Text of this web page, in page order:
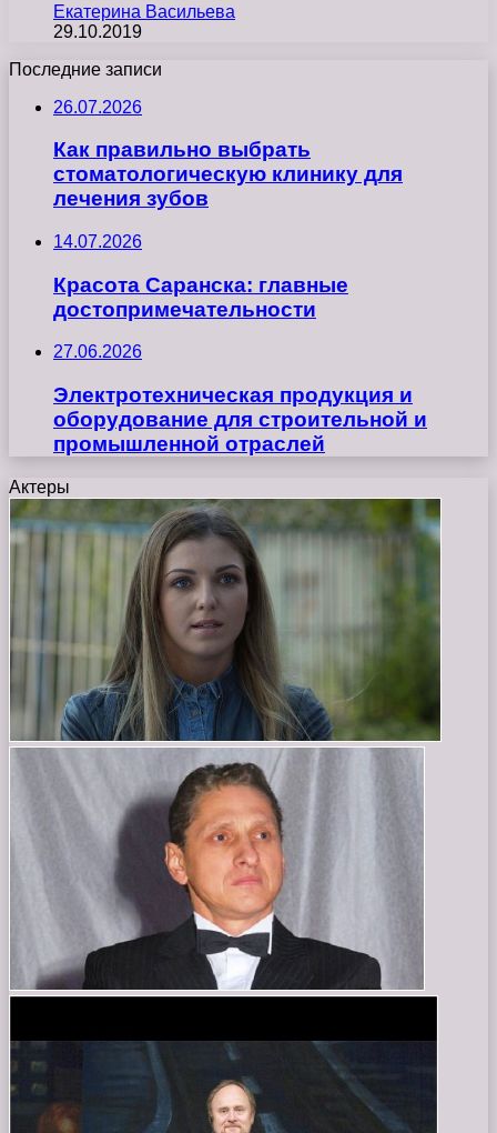
Екатерина Васильева
29.10.2019
Последние записи
26.07.2026
Как правильно выбрать
стоматологическую клинику для
лечения зубов
14.07.2026
Красота Саранска: главные
достопримечательности
27.06.2026
Электротехническая продукция и
оборудование для строительной и
промышленной отраслей
Актеры